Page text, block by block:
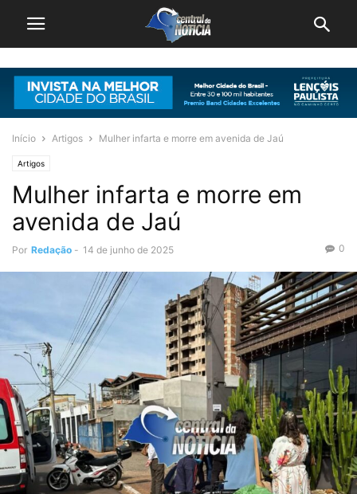
Início Artigos Mulher infarta e morre em avenida de Jaú
Artigos
Mulher infarta e morre em
avenida de Jaú
Por Redação - 14 de junho de 2025 0